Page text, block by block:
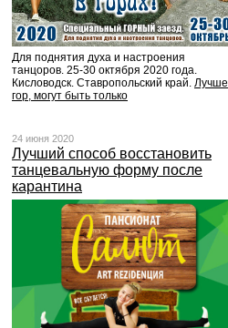
Для поднятия духа и настроения
танцоров. 25-30 октября 2020 года.
Кисловодск. Ставропольский край. Лучше
гор, могут быть только
24 июня 2020
Лучший способ восстановить
танцевальную форму после
карантина